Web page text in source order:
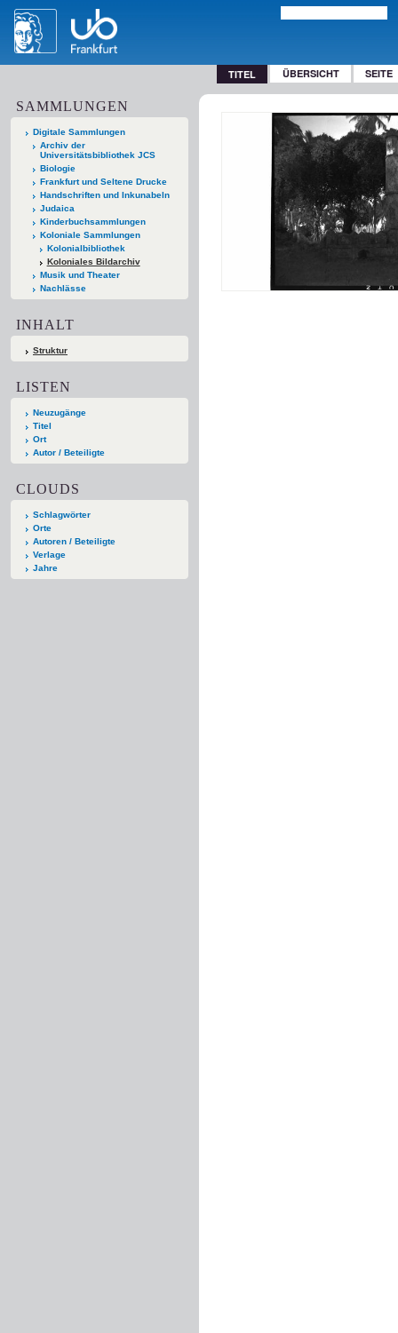
TITEL ÜBERSICHT SEITE
SAMMLUNGEN
Digitale Sammlungen
Archiv der
Universitätsbibliothek JCS
Biologie
Frankfurt und Seltene Drucke
Handschriften und Inkunabeln
Judaica
Kinderbuchsammlungen
Koloniale Sammlungen
Kolonialbibliothek
Koloniales Bildarchiv
Musik und Theater
Nachlässe
INHALT
Struktur
LISTEN
Neuzugänge
Titel
Ort
Autor / Beteiligte
CLOUDS
Schlagwörter
Orte
Autoren / Beteiligte
Verlage
Jahre